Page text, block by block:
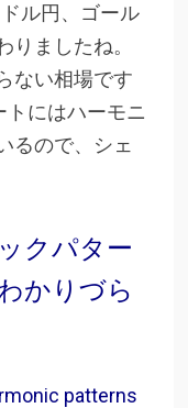
ドル円、ゴール
りましたね。
ない相場です
トにはハーモニ
るので、シェ
クパター
かりづら
patterns